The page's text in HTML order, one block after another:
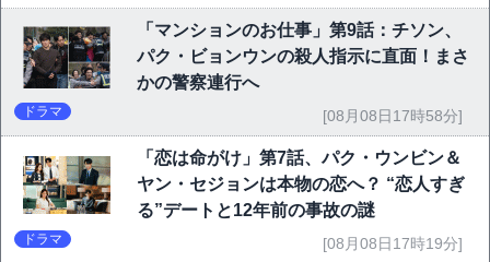
「マンションのお仕事」第9話：チソン、
パク・ビョンウンの殺人指示に直面！まさ
かの警察連行へ
ドラマ [08月08日17時58分]
「恋は命がけ」第7話、パク・ウンビン＆
ヤン・セジョンは本物の恋へ？ “恋人すぎ
る”デートと12年前の事故の謎
ドラマ [08月08日17時19分]